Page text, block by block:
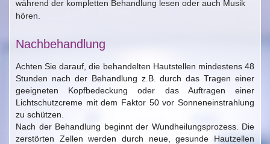
während der kompletten Behandlung lesen oder auch Musik
hören.
Nachbehandlung
Achten Sie darauf, die behandelten Hautstellen mindestens 48
Stunden nach der Behandlung z.B. durch das Tragen einer
geeigneten Kopfbedeckung oder das Auftragen einer
Lichtschutzcreme mit dem Faktor 50 vor Sonneneinstrahlung
zu schützen.
Nach der Behandlung beginnt der Wundheilungsprozess. Die
zerstörten Zellen werden durch neue, gesunde Hautzellen